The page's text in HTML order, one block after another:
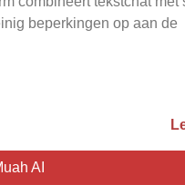
beperkingen op aan de
AI